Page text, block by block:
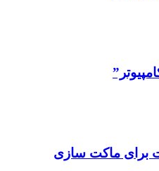
برای ماکت سازی